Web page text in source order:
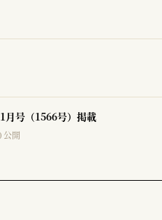
月号（1566号）掲載
公開